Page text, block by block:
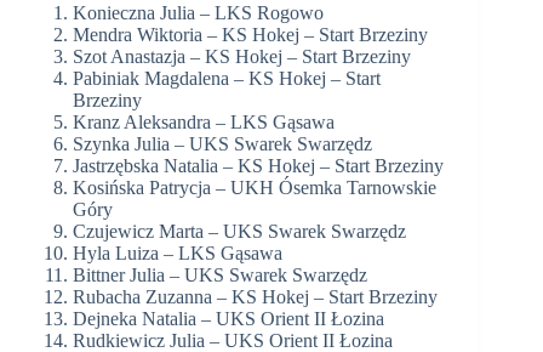
Konieczna Julia – LKS Rogowo
Mendra Wiktoria – KS Hokej – Start Brzeziny
Szot Anastazja – KS Hokej – Start Brzeziny
Pabiniak Magdalena – KS Hokej – Start
Brzeziny
Kranz Aleksandra – LKS Gąsawa
Szynka Julia – UKS Swarek Swarzędz
Jastrzębska Natalia – KS Hokej – Start Brzeziny
Kosińska Patrycja – UKH Ósemka Tarnowskie
Góry
Czujewicz Marta – UKS Swarek Swarzędz
Hyla Luiza – LKS Gąsawa
Bittner Julia – UKS Swarek Swarzędz
Rubacha Zuzanna – KS Hokej – Start Brzeziny
Dejneka Natalia – UKS Orient II Łozina
Rudkiewicz Julia – UKS Orient II Łozina